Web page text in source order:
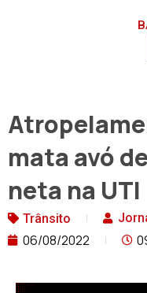
mata avó
neta na UTI
Trânsito
06/08/2022